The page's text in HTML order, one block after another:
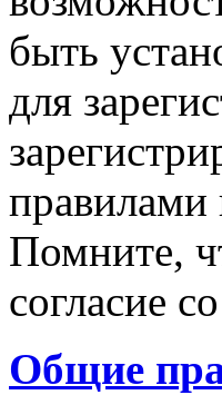
быть
для
Помните,
согласие со
Общие